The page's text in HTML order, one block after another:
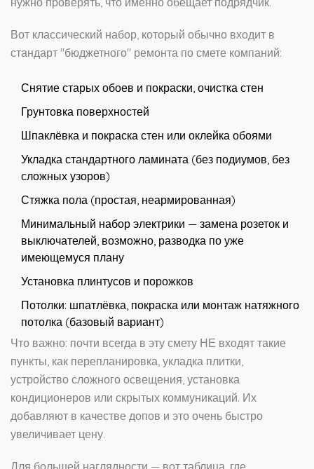
Вот классический набор, который обычно входит в
стандарт "бюджетного" ремонта по смете компаний:
Снятие старых обоев и покраски, очистка стен
Грунтовка поверхностей
Шпаклёвка и покраска стен или оклейка обоями
Укладка стандартного ламината (без подиумов, без
сложных узоров)
Стяжка пола (простая, неармированная)
Минимальный набор электрики — замена розеток и
выключателей, возможно, разводка по уже
имеющемуся плану
Установка плинтусов и порожков
Потолки: шпатлёвка, покраска или монтаж натяжного
потолка (базовый вариант)
Что важно: почти всегда в эту смету НЕ входят такие
пункты, как перепланировка, укладка плитки,
устройство сложного освещения, установка
кондиционеров или скрытых коммуникаций. Их
добавляют в качестве допов и это очень быстро
увеличивает цену.